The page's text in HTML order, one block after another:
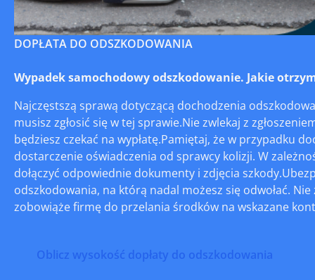
DOPŁATA DO ODSZKODOWANIA
Wypadek samochodowy odszkodowanie. Jakie
Najczęstszą sprawą dotyczącą dochodzenia
musisz zgłosić się w tej sprawie.Nie zwlekaj z
będziesz czekać na wypłatę.Pamiętaj, że w przypadku
dostarczenie oświadczenia od sprawcy kolizji. W
dołączyć odpowiednie dokumenty i zdjęcia
odszkodowania, na którą nadal możesz się odwołać.
zobowiąże firmę do przelania środków na wskazane
Oblicz wysokość dopłaty do odszkodowania